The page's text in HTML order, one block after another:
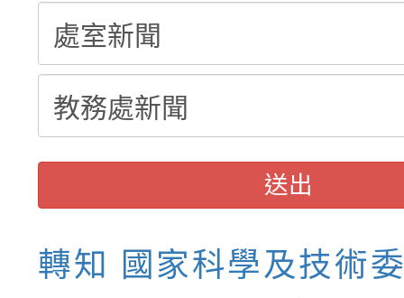
結果(第3招)
送出
轉知 國家科學及技術